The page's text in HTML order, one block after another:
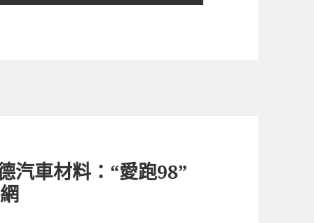
汽車材料：“愛跑98”